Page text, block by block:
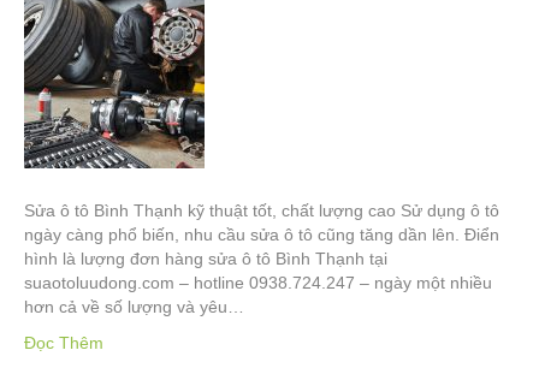
Sửa ô tô Bình Thạnh kỹ thuật tốt, chất lượng cao Sử dụng ô tô
ngày càng phổ biến, nhu cầu sửa ô tô cũng tăng dần lên. Điển
hình là lượng đơn hàng sửa ô tô Bình Thạnh tại
suaotoluudong.com – hotline 0938.724.247 – ngày một nhiều
hơn cả về số lượng và yêu…
Đọc Thêm